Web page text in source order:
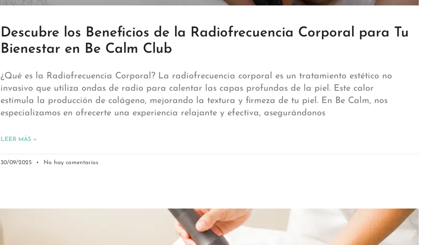
Descubre los Beneficios de la Radiofrecuencia Corporal para Tu
Bienestar en Be Calm Club
¿Qué es la Radiofrecuencia Corporal? La radiofrecuencia corporal es un tratamiento estético no
invasivo que utiliza ondas de radio para calentar las capas profundas de la piel. Este calor
estimula la producción de colágeno, mejorando la textura y firmeza de tu piel. En Be Calm, nos
especializamos en ofrecerte una experiencia relajante y efectiva, asegurándonos
LEER MÁS »
30/09/2025 No hay comentarios